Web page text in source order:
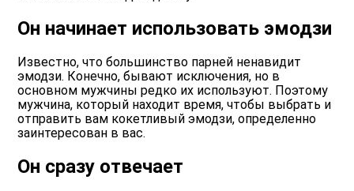
Он начинает использовать эмодзи
Известно, что большинство парней ненавидит
эмодзи. Конечно, бывают исключения, но в
основном мужчины редко их используют. Поэтому
мужчина, который находит время, чтобы выбрать и
отправить вам кокетливый эмодзи, определенно
заинтересован в вас.
Он сразу отвечает